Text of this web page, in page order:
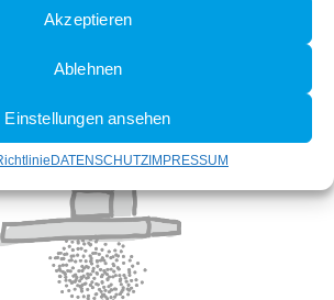
Akzeptieren
Ablehnen
Einstellungen ansehen
DATENSCHUTZ IMPRESSUM